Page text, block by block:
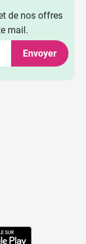
2,49 €
2,49 €
de nos offres
mail.
Envoyer